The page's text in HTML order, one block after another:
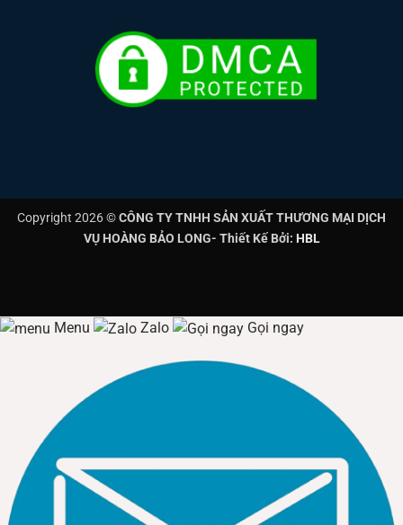
Copyright 2026 ©CÔNG TY TNHH SẢN XUẤT THƯƠNG MẠI DỊCH
VỤ HOÀNG BẢO LONG- Thiết Kế Bởi: HBL
Menu Zalo Gọi ngay